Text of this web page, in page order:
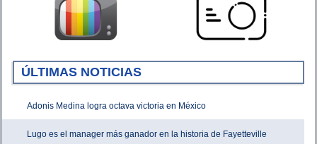
ÚLTIMAS NOTICIAS
Adonis Medina logra octava victoria en México
Lugo es el manager más ganador en la historia de Fayetteville